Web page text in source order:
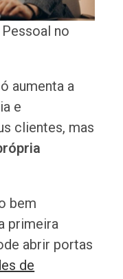
no
aumenta a
e
clientes, mas
bem
primeira
abrir portas
de